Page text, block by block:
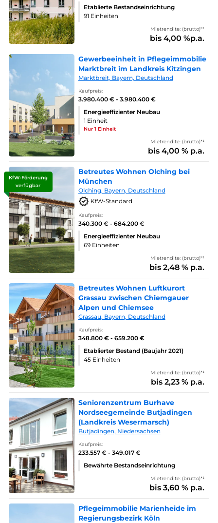
Etablierte Bestandseinrichtung
91 Einheiten
Mietrendite: (brutto)*¹
bis 4,00 %p.a.
Gewerbeeinheit in Pflegeimmobilie
Marktbreit im Landkreis Kitzingen
Marktbreit, Bayern, Deutschland
Kaufpreis:
3.980.400 € - 3.980.400 €
Energieeffizienter Neubau
1 Einheit
Nur 1 Einheit
Mietrendite: (brutto)*¹
bis 4,00 % p.a.
KfW-Förderung
verfügbar
Betreutes Wohnen Olching bei
München
Olching, Bayern, Deutschland
KfW-Standard
Kaufpreis:
340.300 € - 684.200 €
Energieeffizienter Neubau
69 Einheiten
Mietrendite: (brutto)*¹
bis 2,48 % p.a.
Betreutes Wohnen Luftkurort
Grassau zwischen Chiemgauer
Alpen und Chiemsee
Grassau, Bayern, Deutschland
Kaufpreis:
348.800 € - 659.200 €
Etablierter Bestand (Baujahr 2021)
45 Einheiten
Mietrendite: (brutto)*¹
bis 2,23 % p.a.
Seniorenzentrum Burhave
Nordseegemeinde Butjadingen
(Landkreis Wesermarsch)
Butjadingen, Niedersachsen
Kaufpreis:
233.557 € - 349.017 €
Bewährte Bestandseinrichtung
Mietrendite: (brutto)*¹
bis 3,60 % p.a.
Pflegeimmobilie Marienheide im
Regierungsbezirk Köln